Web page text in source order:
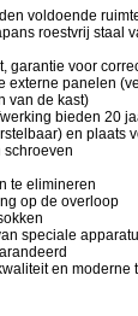
voldoende
roestvrij staal
garantie voor
externe panelen
van de kast)
bieden 20
en plaats
schroeven
te elimineren
op de overloop
speciale
en moderne